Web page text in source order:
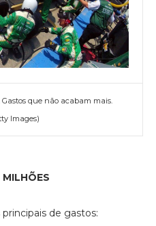
Gastos que não acabam mais.
Images)
de gastos: